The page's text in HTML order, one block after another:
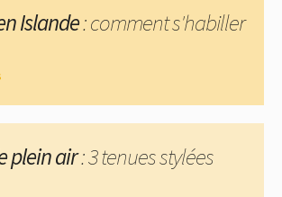
Islande: comment s'habiller
plein air: 3 tenues stylées